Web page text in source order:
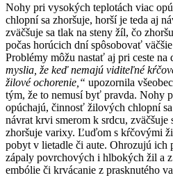
Nohy pri vysokých teplotách viac
chlopní sa zhoršuje, horší je teda aj
zväčšuje sa tlak na steny žíl, čo
počas horúcich dní spôsobovať
Problémy môžu nastať aj pri ceste na
myslia, že keď nemajú viditeľné
žilové ochorenie,“ upozornila
tým, že to nemusí byť pravda. Nohy
opúchajú, činnosť žilových chlopní
návrat krvi smerom k srdcu, zväčšuje
zhoršuje varixy. Ľuďom s kŕčovými
pobyt v lietadle či aute. Ohrozujú ich
zápaly povrchových i hlbokých žil a
embólie či krvácanie z prasknutého